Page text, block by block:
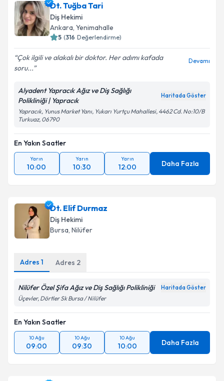
Dt. Tuğba Tari
Diş Hekimi
Ankara, Yenimahalle
5 (316 Değerlendirme)
Çok ilgili ve alakalı bir doktor. Her adımı kafada
soru...
Devamı
Alyadent Yapracık Ağız ve Diş Sağlığı
Polikliniği | Yapracık
Haritada Göster
Yapracık, Yunus Market Yanı, Yukarı Yurtçu Mahallesi, 4462 Cd. No:10/B
Turkuaz, 06790
En Yakın Saatler
Yarın
10:00
Yarın
10:30
Yarın
12:00 Daha Fazla
Dt. Elif Durmaz
Diş Hekimi
Bursa, Nilüfer
Adres 1 Adres 2
Nilüfer Özel Şifa Ağız ve Diş Sağlığı Polikliniği Haritada Göster
Üçevler, Dörtler Sk Bursa / Nilüfer
En Yakın Saatler
10 Ağu
09:00
10 Ağu
09:30
10 Ağu
10:00 Daha Fazla